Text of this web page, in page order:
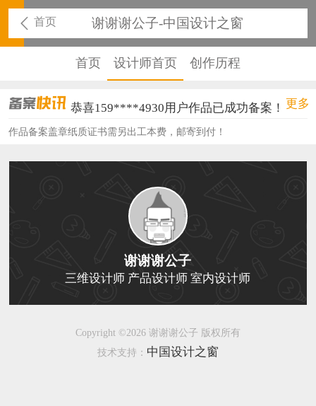
首页 谢谢谢公子-中国设计之窗
首页 设计师首页 创作历程
恭喜159****4930用户作品已成功备案！
恭喜150****6483用户作品已成功备案！
恭喜131****2473用户作品已成功备案！
恭喜159****4201用户作品已成功备案！
恭喜133****6466用户作品已成功备案！
恭喜131****1475用户作品已成功备案！
恭喜133****8874用户作品已成功备案！
恭喜138****8638用户作品已成功备案！
恭喜133****9020用户作品已成功备案！
更多
作品备案盖章纸质证书需另出工本费，邮寄到付！
谢谢谢公子
三维设计师 产品设计师 室内设计师
Copyright ©2026 谢谢谢公子 版权所有
技术支持： 中国设计之窗